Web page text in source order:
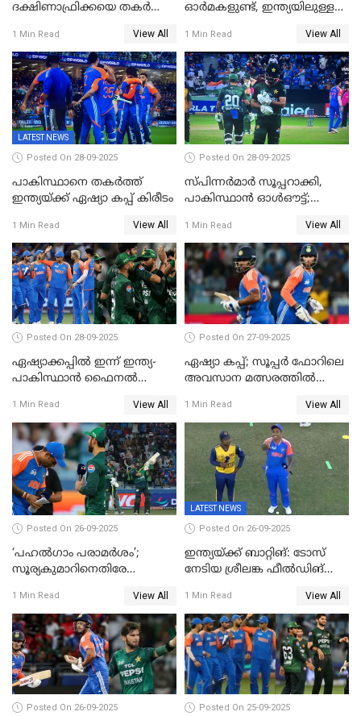
ദക്ഷിണാഫ്രിക്കയെ തകർത്ത്
1 Min Read View All
ഓർമകളുണ്ട്, ഇന്ത്യയിലുള്ള
കാത്തിരിക്കുന്നു; വരവ്
സ്ഥിരീകരിച്ച് മെസി
1 Min Read View All
LATEST NEWS
Posted On 28-09-2025
പാകിസ്ഥാനെ തകർത്ത്
ഇന്ത്യയ്ക്ക് ഏഷ്യാ കപ്പ് കിരീടം
1 Min Read View All
Posted On 28-09-2025
സ്പിന്നർമാർ സൂപ്പറാക്കി,
പാകിസ്ഥാൻ ഓൾഔട്ട്;
വിജയലക്ഷ്യം, കുൽദീപിന് 4
വിക്കറ്റ്
1 Min Read View All
Posted On 28-09-2025
ഏഷ്യാക്കപ്പില്‍ ഇന്ന് ഇന്ത്യ-
പാകിസ്ഥാന്‍ ഫൈനല്‍
1 Min Read View All
Posted On 27-09-2025
ഏഷ്യാ കപ്പ്; സൂപ്പർ ഫോറിലെ
അവസാന മത്സരത്തിൽ
1 Min Read View All
Posted On 26-09-2025
‘പഹൽഗാം പരാമർശം’;
സൂര്യകുമാറിനെതിരേ
ഹാരിസ് റൗഫിനും പിഴ ശിക്ഷ
1 Min Read View All
LATEST NEWS
Posted On 26-09-2025
ഇന്ത്യയ്ക്ക് ബാറ്റിങ്: ടോസ്
നേടിയ ശ്രീലങ്ക ഫീൽഡിങ്
1 Min Read View All
Posted On 26-09-2025 Posted On 25-09-2025